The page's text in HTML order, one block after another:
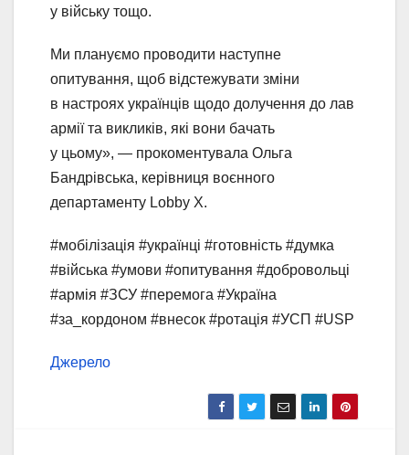
у війську тощо.
Ми плануємо проводити наступне
опитування, щоб відстежувати зміни
в настроях українців щодо долучення до лав
армії та викликів, які вони бачать
у цьому», — прокоментувала Ольга
Бандрівська, керівниця воєнного
департаменту Lobby X.
#мобілізація #українці #готовність #думка
#війська #умови #опитування #добровольці
#армія #ЗСУ #перемога #Україна
#за_кордоном #внесок #ротація #УСП #USP
Джерело